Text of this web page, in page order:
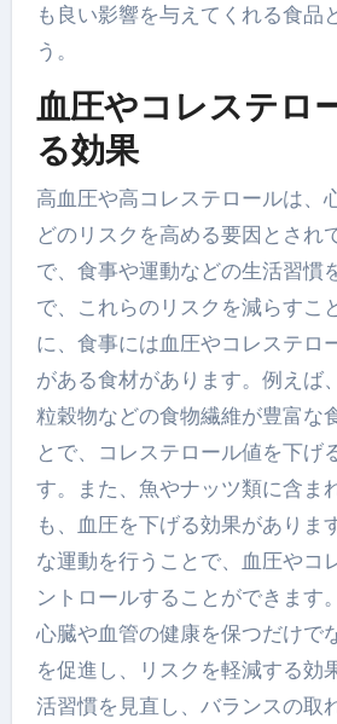
も良い影響を与えてくれる食品
う。
血圧やコレステロ
る効果
高血圧や高コレステロールは、
どのリスクを高める要因とされ
で、食事や運動などの生活習慣
で、これらのリスクを減らすこ
に、食事には血圧やコレステロ
がある食材があります。例えば
粒穀物などの食物繊維が豊富な
とで、コレステロール値を下げ
す。また、魚やナッツ類に含ま
も、血圧を下げる効果がありま
な運動を行うことで、血圧やコ
ントロールすることができます
心臓や血管の健康を保つだけで
を促進し、リスクを軽減する効
活習慣を見直し、バランスの取